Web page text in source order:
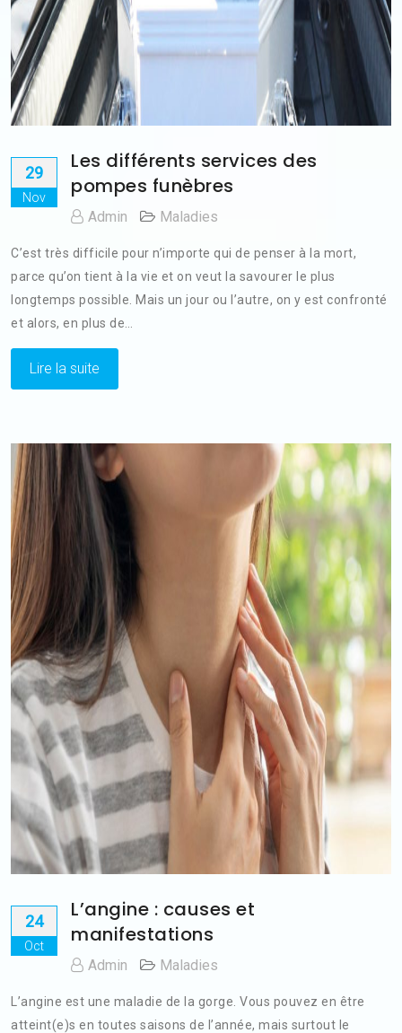
29
Nov
Les différents services des
pompes funèbres
Admin Maladies
C’est très difficile pour n’importe qui de penser à la mort,
parce qu’on tient à la vie et on veut la savourer le plus
longtemps possible. Mais un jour ou l’autre, on y est confronté
et alors, en plus de…
Lire la suite
24
Oct
L’angine : causes et
manifestations
Admin Maladies
L’angine est une maladie de la gorge. Vous pouvez en être
atteint(e)s en toutes saisons de l’année, mais surtout le